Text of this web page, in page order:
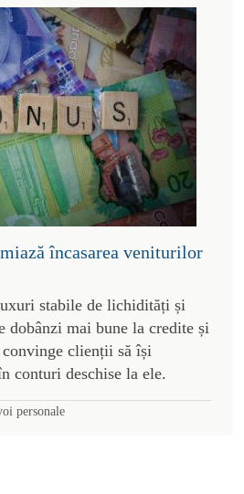
încasarea veniturilor
stabile de lichidități și
dobânzi mai bune la credite și
clienții să își
conturi deschise la ele.
personale